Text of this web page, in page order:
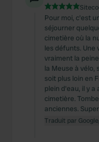
Pour moi, c'est
séjourner
cimetière où la
les défunts. Une
vraiment la
la Meuse à vélo,
soit plus loin en
plein d'eau, il y a
cimetière.
anciennes.
Traduit par Google